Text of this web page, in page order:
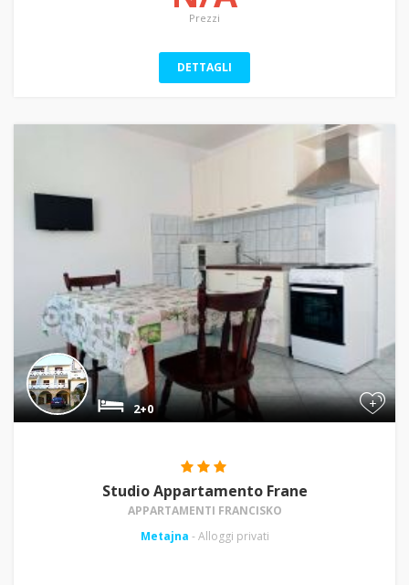
Prezzi
DETTAGLI
+
2+0
Studio Appartamento Frane
APPARTAMENTI FRANCISKO
Metajna - Alloggi privati